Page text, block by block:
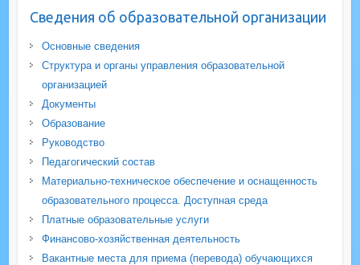
Сведения об образовательной организации
Основные сведения
Структура и органы управления образовательной
организацией
Документы
Образование
Руководство
Педагогический состав
Материально-техническое обеспечение и оснащенность
образовательного процесса. Доступная среда
Платные образовательные услуги
Финансово-хозяйственная деятельность
Вакантные места для приема (перевода) обучающихся